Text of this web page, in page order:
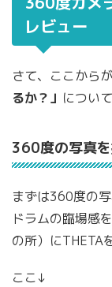
レビュー
さて、ここからが
るか？」 につい
360度の写真
まずは360度の
ドラムの臨場感
の所）にTHETA
ここ↓